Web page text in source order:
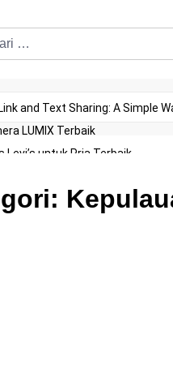
and Text Sharing: A Simple
LUMIX Terbaik
Levi’s untuk Pria Terbaik
Hemat Listrik Terbaik